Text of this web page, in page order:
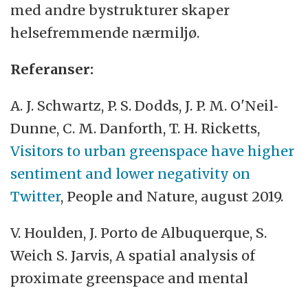
med andre bystrukturer skaper
helsefremmende nærmiljø.
Referanser:
A. J. Schwartz, P. S. Dodds, J. P. M. O'Neil‐
Dunne, C. M. Danforth, T. H. Ricketts,
Visitors to urban greenspace have higher
sentiment and lower negativity on
Twitter, People and Nature, august 2019.
V. Houlden, J. Porto de Albuquerque, S.
Weich S. Jarvis, A spatial analysis of
proximate greenspace and mental